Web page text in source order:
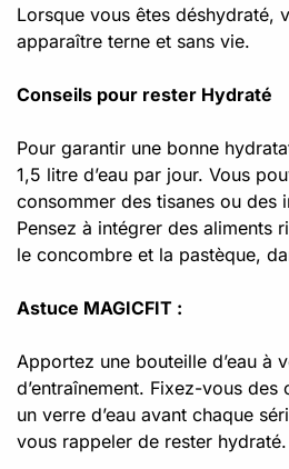
Lorsque vous êtes déshydraté,
apparaître terne et sans vie.
Conseils pour rester Hydraté
Pour garantir une bonne
1,5 litre d’eau par jour. Vous
consommer des tisanes ou des
Pensez à intégrer des aliments
le concombre et la pastèque,
Astuce MAGICFIT :
Apportez une bouteille d’eau à
d’entraînement. Fixez-vous
un verre d’eau avant chaque
vous rappeler de rester hydraté.